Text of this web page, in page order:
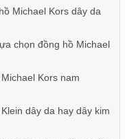
Michael Kors dây da
chọn đồng hồ Michael
Kors nam
dây da hay dây kim